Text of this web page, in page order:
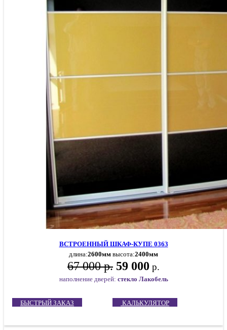
ВСТРОЕННЫЙ ШКАФ-КУПЕ 0363
длина:2600мм высота:2400мм
67 000 р. 59 000 р.
наполнение дверей: стекло Лакобель
БЫСТРЫЙ ЗАКАЗ КАЛЬКУЛЯТОР